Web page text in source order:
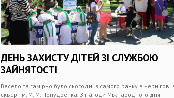
ДЕНЬ ЗАХИСТУ ДІТЕЙ ЗІ СЛУЖБОЮ
ЗАЙНЯТОСТІ
Весело та гамірно було сьогодні з самого ранку в Чернігові
сквері ім. М. М. Попудренка. З нагоди Міжнародного дня